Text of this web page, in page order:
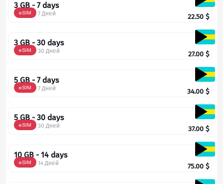
3 GB - 7 days
eSIM 7 Дней 22.50 $
3 GB - 30 days
eSIM 30 Дней 27.00 $
5 GB - 7 days
eSIM 7 Дней 34.00 $
5 GB - 30 days
eSIM 30 Дней 37.00 $
10 GB - 14 days
eSIM 14 Дней 75.00 $